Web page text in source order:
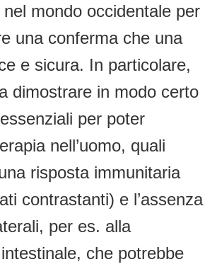
nel mondo occidentale per
una conferma che una
e sicura. In particolare,
dimostrare in modo certo
per poter
nell’uomo, quali
risposta immunitaria
contrastanti) e l’assenza
per es. alla
che potrebbe